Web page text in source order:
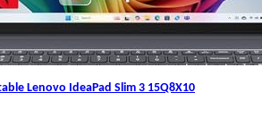
Lenovo IdeaPad Slim 3 15Q8X10